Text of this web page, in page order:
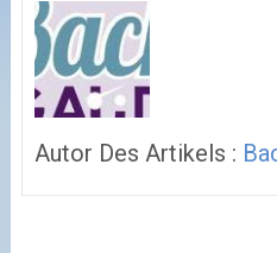
Autor Des Artikels :